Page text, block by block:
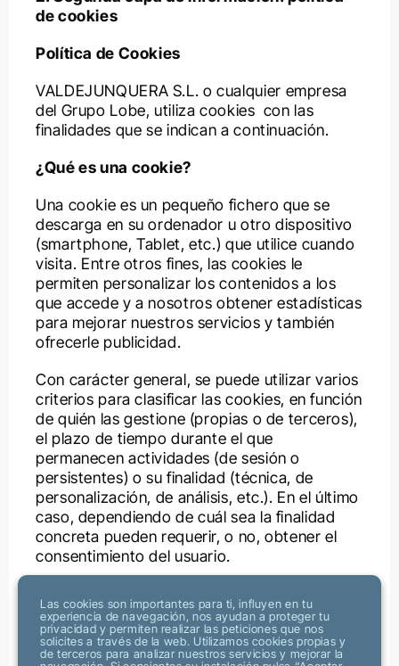
de cookies
Política de Cookies
VALDEJUNQUERA S.L. o cualquier empresa
del Grupo Lobe, utiliza cookies con las
finalidades que se indican a continuación.
¿Qué es una cookie?
Una cookie es un pequeño fichero que se
descarga en su ordenador u otro dispositivo
(smartphone, Tablet, etc.) que utilice cuando
visita. Entre otros fines, las cookies le
permiten personalizar los contenidos a los
que accede y a nosotros obtener estadísticas
para mejorar nuestros servicios y también
ofrecerle publicidad.
Con carácter general, se puede utilizar varios
criterios para clasificar las cookies, en función
de quién las gestione (propias o de terceros),
el plazo de tiempo durante el que
permanecen actividades (de sesión o
persistentes) o su finalidad (técnica, de
personalización, de análisis, etc.). En el último
caso, dependiendo de cuál sea la finalidad
concreta pueden requerir, o no, obtener el
consentimiento del usuario.
general las cookies que puede haber con
carácter general de manera que ello permita
entender posteriormente qué cookies se
Las cookies son importantes para ti, influyen en tu
experiencia de navegación, nos ayudan a proteger tu
privacidad y permiten realizar las peticiones que nos
solicites a través de la web. Utilizamos cookies propias y
de terceros para analizar nuestros servicios y mejorar la